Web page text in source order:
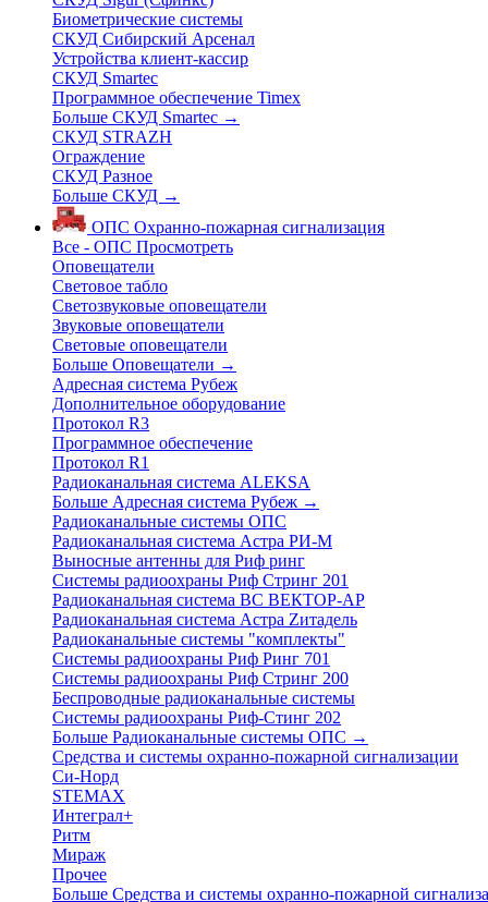
Биометрические системы
СКУД Сибирский Арсенал
Устройства клиент-кассир
СКУД Smartec
Программное обеспечение Timex
Больше СКУД Smartec →
СКУД STRAZH
Ограждение
СКУД Разное
Больше СКУД →
ОПС Охранно-пожарная сигнализация
Все - ОПС Просмотреть
Оповещатели
Световое табло
Светозвуковые оповещатели
Звуковые оповещатели
Световые оповещатели
Больше Оповещатели →
Адресная система Рубеж
Дополнительное оборудование
Протокол R3
Программное обеспечение
Протокол R1
Радиоканальная система ALEKSA
Больше Адресная система Рубеж →
Радиоканальные системы ОПС
Радиоканальная система Астра РИ-М
Выносные антенны для Риф ринг
Системы радиоохраны Риф Стринг 201
Радиоканальная система ВС ВЕКТОР-АР
Радиоканальная система Астра Zитадель
Радиоканальные системы "комплекты"
Системы радиоохраны Риф Ринг 701
Системы радиоохраны Риф Стринг 200
Беспроводные радиоканальные системы
Системы радиоохраны Риф-Стинг 202
Больше Радиоканальные системы ОПС →
Средства и системы охранно-пожарной сигнализации
Си-Норд
STEMAX
Интеграл+
Ритм
Мираж
Прочее
Больше Средства и системы охранно-пожарной